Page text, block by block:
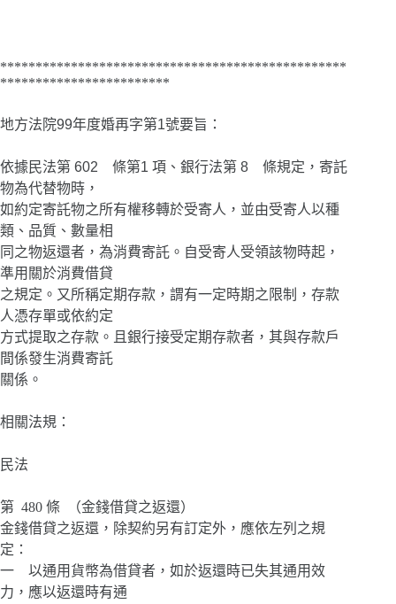
*************************************************
************************
地方法院99年度婚再字第1號要旨：
依據民法第 602 條第1 項、銀行法第 8 條規定，寄託
物為代替物時，
如約定寄託物之所有權移轉於受寄人，並由受寄人以種
類、品質、數量相
同之物返還者，為消費寄託。自受寄人受領該物時起，
準用關於消費借貸
之規定。又所稱定期存款，謂有一定時期之限制，存款
人憑存單或依約定
方式提取之存款。且銀行接受定期存款者，其與存款戶
間係發生消費寄託
關係。
相關法規：
民法
第 480 條 （金錢借貸之返還）
金錢借貸之返還，除契約另有訂定外，應依左列之規
定：
一 以通用貨幣為借貸者，如於返還時已失其通用效
力，應以返還時有通